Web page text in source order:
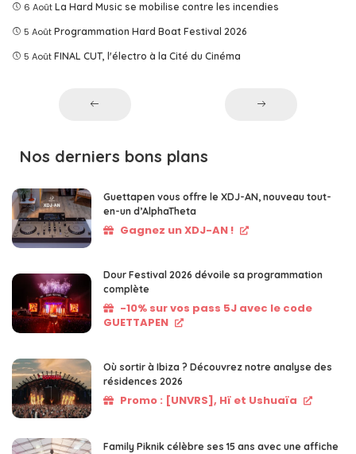
6 Août La Hard Music se mobilise contre les incendies
5 Août Programmation Hard Boat Festival 2026
5 Août FINAL CUT, l'électro à la Cité du Cinéma
Nos derniers bons plans
Guettapen vous offre le XDJ-AN, nouveau tout-
en-un d’AlphaTheta
Gagnez un XDJ-AN !
Dour Festival 2026 dévoile sa programmation
complète
-10% sur vos pass 5J avec le code
GUETTAPEN
Où sortir à Ibiza ? Découvrez notre analyse des
résidences 2026
Promo : [UNVRS], Hï et Ushuaïa
Family Piknik célèbre ses 15 ans avec une affiche